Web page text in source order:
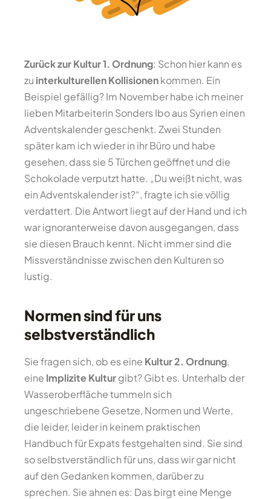
Zurück zur Kultur 1. Ordnung: Schon hier kann es
zu interkulturellen Kollisionenkommen. Ein
Beispiel gefällig? Im November habe ich meiner
lieben Mitarbeiterin Sonders Ibo aus Syrien einen
Adventskalender geschenkt. Zwei Stunden
später kam ich wieder in ihr Büro und habe
gesehen, dass sie 5 Türchen geöffnet und die
Schokolade verputzt hatte. „Du weißt nicht, was
ein Adventskalender ist?“, fragte ich sie völlig
verdattert. Die Antwort liegt auf der Hand und ich
war ignoranterweise davon ausgegangen, dass
sie diesen Brauch kennt. Nicht immer sind die
Missverständnisse zwischen den Kulturen so
lustig.
Normen sind für uns
selbstverständlich
Sie fragen sich, ob es eine Kultur 2. Ordnung,
eine Implizite Kulturgibt? Gibt es. Unterhalb der
Wasseroberfläche tummeln sich
ungeschriebene Gesetze, Normen und Werte,
die leider, leider in keinem praktischen
Handbuch für Expats festgehalten sind. Sie sind
so selbstverständlich für uns, dass wir gar nicht
auf den Gedanken kommen, darüber zu
sprechen. Sie ahnen es: Das birgt eine Menge